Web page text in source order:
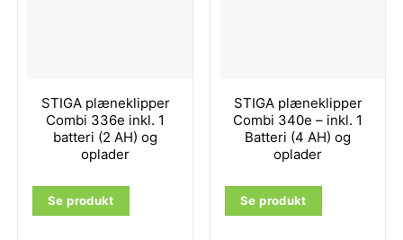
STIGA plæneklipper
Combi 336e inkl. 1
batteri (2 AH) og
oplader
Se produkt
STIGA plæneklipper
Combi 340e – inkl. 1
Batteri (4 AH) og
oplader
Se produkt